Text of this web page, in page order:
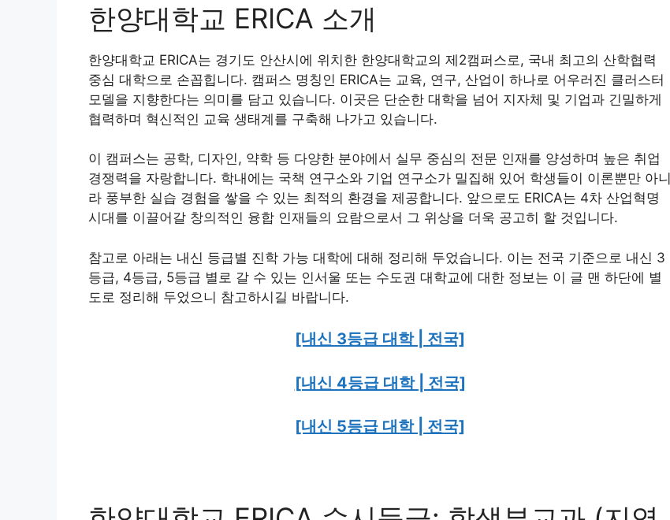
한양대학교 ERICA 소개
한양대학교 ERICA는 경기도 안산시에 위치한 한양대학교의 제2캠퍼스로, 국내 최고의 산학협력
중심 대학으로 손꼽힙니다. 캠퍼스 명칭인 ERICA는 교육, 연구, 산업이 하나로 어우러진 클러스터
모델을 지향한다는 의미를 담고 있습니다. 이곳은 단순한 대학을 넘어 지자체 및 기업과 긴밀하게
협력하며 혁신적인 교육 생태계를 구축해 나가고 있습니다.
이 캠퍼스는 공학, 디자인, 약학 등 다양한 분야에서 실무 중심의 전문 인재를 양성하며 높은 취업
경쟁력을 자랑합니다. 학내에는 국책 연구소와 기업 연구소가 밀집해 있어 학생들이 이론뿐만 아니
라 풍부한 실습 경험을 쌓을 수 있는 최적의 환경을 제공합니다. 앞으로도 ERICA는 4차 산업혁명
시대를 이끌어갈 창의적인 융합 인재들의 요람으로서 그 위상을 더욱 공고히 할 것입니다.
참고로 아래는 내신 등급별 진학 가능 대학에 대해 정리해 두었습니다. 이는 전국 기준으로 내신 3
등급, 4등급, 5등급 별로 갈 수 있는 인서울 또는 수도권 대학교에 대한 정보는 이 글 맨 하단에 별
도로 정리해 두었으니 참고하시길 바랍니다.
[내신 3등급 대학 | 전국]
[내신 4등급 대학 | 전국]
[내신 5등급 대학 | 전국]